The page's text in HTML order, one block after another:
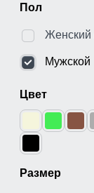
Пол
Женский
Мужской
Цвет
Размер